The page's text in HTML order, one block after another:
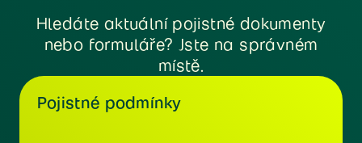
Hledáte aktuální pojistné dokumenty
nebo formuláře? Jste na správném
místě.
Pojistné podmínky